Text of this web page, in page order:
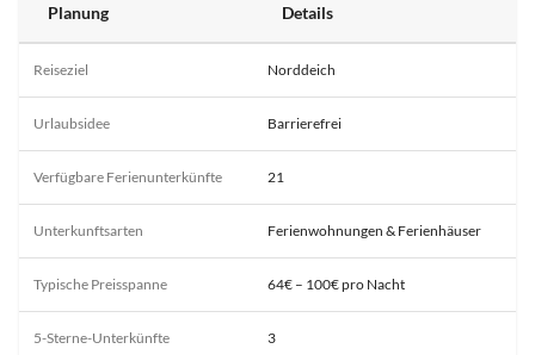
Planung Details
Reiseziel Norddeich
Urlaubsidee Barrierefrei
Verfügbare Ferienunterkünfte 21
Unterkunftsarten Ferienwohnungen & Ferienhäuser
Typische Preisspanne 64€ – 100€ pro Nacht
5-Sterne-Unterkünfte 3